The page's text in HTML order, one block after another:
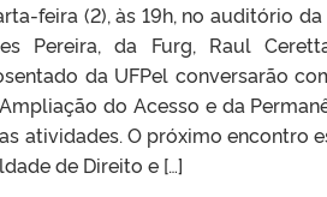
feira (2), às 19h, no auditório
Pereira, da Furg, Raul
da UFPel conversarão
do Acesso e da
atividades. O próximo encontro
de Direito e […]